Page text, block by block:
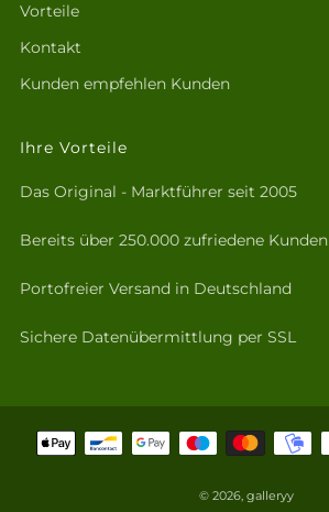
Vorteile
Kontakt
Kunden empfehlen Kunden
Ihre Vorteile
Das Original - Marktführer seit 2005
Bereits über 250.000 zufriedene Kunden
Portofreier Versand in Deutschland
Sichere Datenübermittlung per SSL
© 2026, galleryy